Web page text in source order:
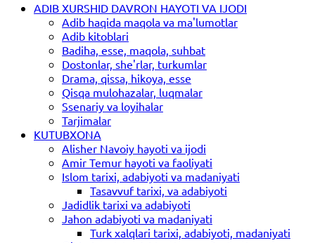
ADIB XURSHID DAVRON HAYOTI VA IJODI
Adib haqida maqola va ma'lumotlar
Adib kitoblari
Badiha, esse, maqola, suhbat
Dostonlar, she'rlar, turkumlar
Drama, qissa, hikoya, esse
Qisqa mulohazalar, luqmalar
Ssenariy va loyihalar
Tarjimalar
KUTUBXONA
Alisher Navoiy hayoti va ijodi
Amir Temur hayoti va faoliyati
Islom tarixi, adabiyoti va madaniyati
Tasavvuf tarixi, va adabiyoti
Jadidlik tarixi va adabiyoti
Jahon adabiyoti va madaniyati
Turk xalqlari tarixi, adabiyoti, madaniyati